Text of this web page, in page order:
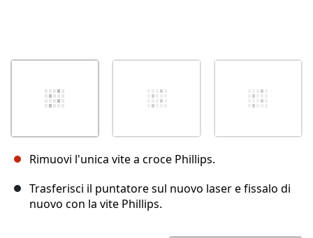
Rimuovi l'unica vite a croce Phillips.
Trasferisci il puntatore sul nuovo laser e fissalo di
nuovo con la vite Phillips.